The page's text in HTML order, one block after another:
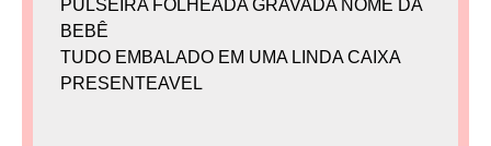
PULSEIRA FOLHEADA GRAVADA NOME DA
BEBÊ
TUDO EMBALADO EM UMA LINDA CAIXA
PRESENTEAVEL